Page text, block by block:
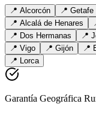
📍 Alcorcón 📍 Getafe
📍 Alcalá de Henares
📍 Dos Hermanas 📍
📍 Vigo 📍 Gijón 📍
📍 Lorca
Garantía Geográfica